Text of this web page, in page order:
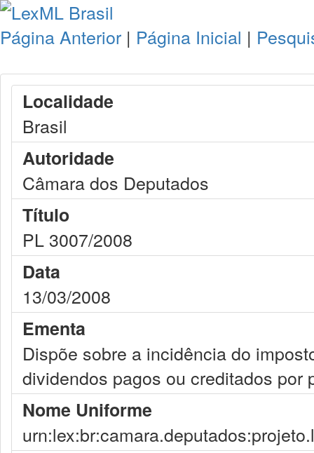
Página Anterior | Página Inicial |
Localidade
Brasil
Autoridade
Câmara dos Deputados
Título
PL 3007/2008
Data
13/03/2008
Ementa
Dispõe sobre a incidência do
dividendos pagos ou creditados por
Nome Uniforme